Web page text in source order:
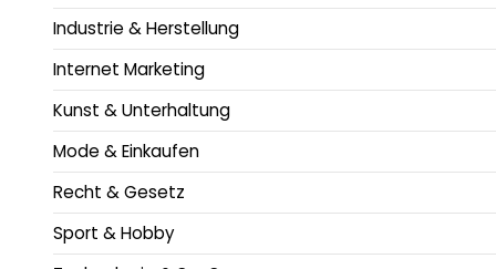
Industrie & Herstellung
Internet Marketing
Kunst & Unterhaltung
Mode & Einkaufen
Recht & Gesetz
Sport & Hobby